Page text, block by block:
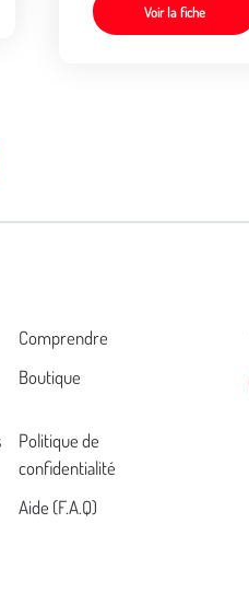
Voir la fiche
Comprendre
Boutique
Politique de
confidentialité
Aide (F.A.Q)